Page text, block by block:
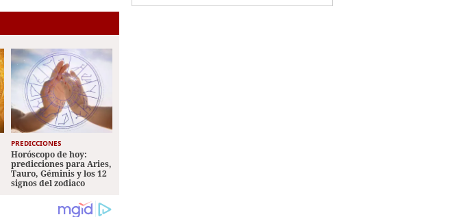
PREDICCIONES
Horóscopo de hoy:
predicciones para Aries,
Tauro, Géminis y los 12
signos del zodiaco